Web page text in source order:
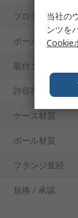
プロダクトタイ
ボールの直径
取付タイプ
許容荷重
ケース材質
ボール材質
フランジ直径
規格 / 承認
当社の
ンツを
Cookie